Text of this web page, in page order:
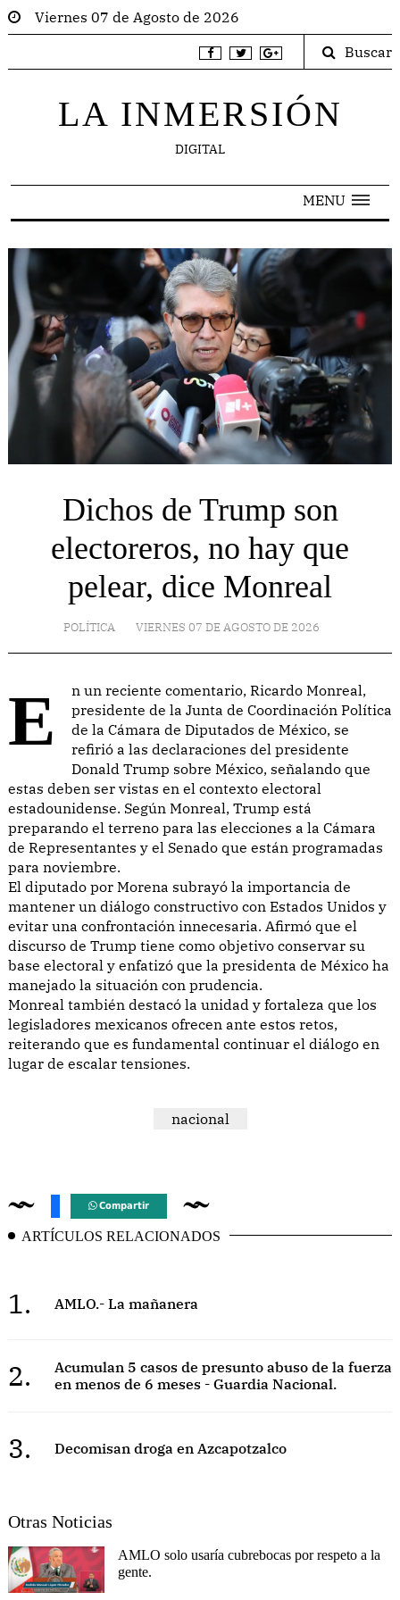
Viernes 07 de Agosto de 2026
Buscar
LA INMERSIÓN
DIGITAL
MENU
Dichos de Trump son
electoreros, no hay que
pelear, dice Monreal
POLÍTICA VIERNES 07 DE AGOSTO DE 2026
En un reciente comentario, Ricardo Monreal,
presidente de la Junta de Coordinación Política
de la Cámara de Diputados de México, se
refirió a las declaraciones del presidente
Donald Trump sobre México, señalando que
estas deben ser vistas en el contexto electoral
estadounidense. Según Monreal, Trump está
preparando el terreno para las elecciones a la Cámara
de Representantes y el Senado que están programadas
para noviembre.
El diputado por Morena subrayó la importancia de
mantener un diálogo constructivo con Estados Unidos y
evitar una confrontación innecesaria. Afirmó que el
discurso de Trump tiene como objetivo conservar su
base electoral y enfatizó que la presidenta de México ha
manejado la situación con prudencia.
Monreal también destacó la unidad y fortaleza que los
legisladores mexicanos ofrecen ante estos retos,
reiterando que es fundamental continuar el diálogo en
lugar de escalar tensiones.
nacional
Compartir
ARTÍCULOS RELACIONADOS
1. AMLO.- La mañanera
2.
Acumulan 5 casos de presunto abuso de la fuerza
en menos de 6 meses - Guardia Nacional.
3. Decomisan droga en Azcapotzalco
Otras Noticias
AMLO solo usaría cubrebocas por respeto a la
gente.